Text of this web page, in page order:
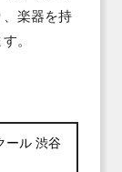
、楽器を持
。
ール 渋谷